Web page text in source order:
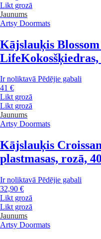
Likt grozā
Jaunums
Artsy Doormats
Kājslauķis
Life
Ir noliktavā Pēdējie gabali
41 €
Likt grozā
Likt grozā
Jaunums
Artsy Doormats
Kājslauķis
plastmasas, rozā,
Ir noliktavā Pēdējie gabali
32,90 €
Likt grozā
Likt grozā
Jaunums
Artsy Doormats